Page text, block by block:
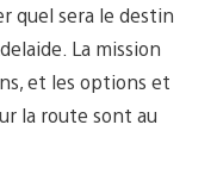
quel sera le destin
La mission
et les options et
la route sont au